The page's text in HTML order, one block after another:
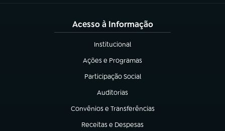
Acesso à Informação
Institucional
(abre em nova aba)
Ações e Programas
(abre em nova aba)
Participação Social
(abre em nova aba)
Auditorias
(abre em nova aba)
Convênios e Transferências
(abre em nova aba)
Receitas e Despesas
(abre em nova aba)